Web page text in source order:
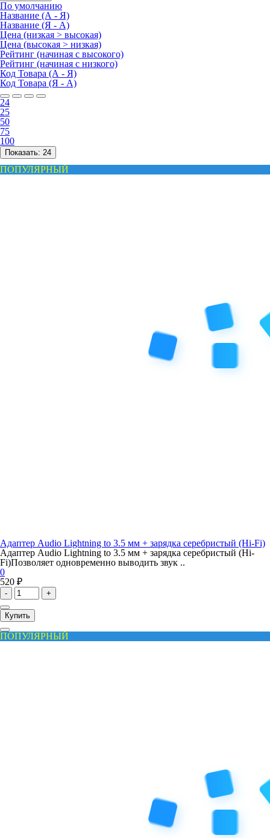
По умолчанию
Название (А - Я)
Название (Я - А)
Цена (низкая > высокая)
Цена (высокая > низкая)
Рейтинг (начиная с высокого)
Рейтинг (начиная с низкого)
Код Товара (А - Я)
Код Товара (Я - А)
24
25
50
75
100
Показать: 24
ПОПУЛЯРНЫЙ
Адаптер Audio Lightning to 3.5 мм + зарядка серебристый (Hi-Fi)
Адаптер Audio Lightning to 3.5 мм + зарядка серебристый (Hi-
Fi)Позволяет одновременно выводить звук ..
0
520 ₽
- +
Купить
ПОПУЛЯРНЫЙ